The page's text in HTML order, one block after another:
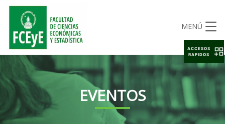
MENÚ
EVENTOS
ACCESOS
RAPIDOS